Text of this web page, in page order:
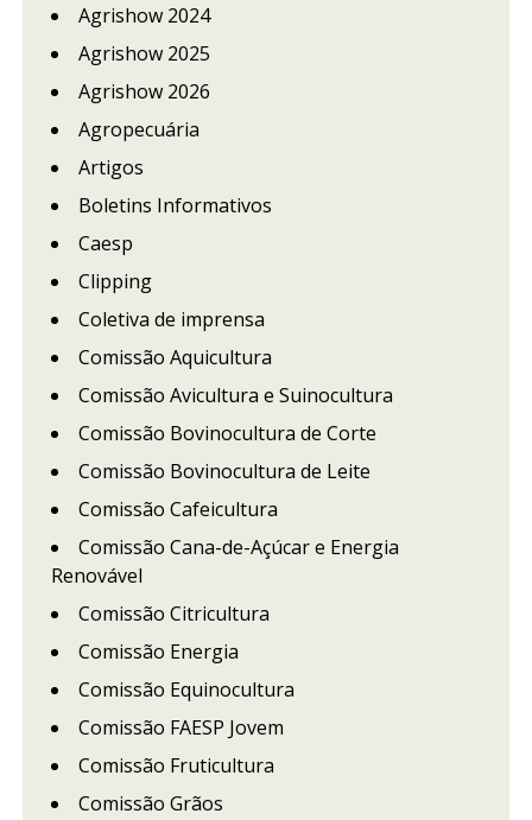
Agrishow 2024
Agrishow 2025
Agrishow 2026
Agropecuária
Artigos
Boletins Informativos
Caesp
Clipping
Coletiva de imprensa
Comissão Aquicultura
Comissão Avicultura e Suinocultura
Comissão Bovinocultura de Corte
Comissão Bovinocultura de Leite
Comissão Cafeicultura
Comissão Cana-de-Açúcar e Energia
Renovável
Comissão Citricultura
Comissão Energia
Comissão Equinocultura
Comissão FAESP Jovem
Comissão Fruticultura
Comissão Grãos